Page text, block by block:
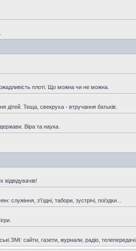
плоті. Що можна чи не можна.
дітей. Теща, свекруха - втручання батьків.
Віра та наука.
з'їздні, табори, зустрічі, поїздки...
ЗМІ: сайти, газети, журнали, радіо, телепередачі.